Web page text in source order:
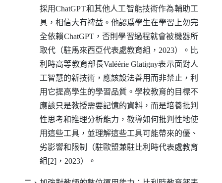
採用ChatGPT和其他人工智能技術作為輔助工
具，相信大有裨益。他認爲學生在學習上勿完
全依賴ChatGPT，否則學習過程就會被機器所
取代（駐馬來西亞代表處教育組，2023）。比
利時高等教育部長Valéérie Glatigny表示面對人
工智慧的新技術，應該設法善用而非禁止，利
用它提高學生的學習品質。學校教育的目標不
應該只是教授需要記憶的資料，而是培養批判
性思考和推理分析能力，教導如何批判性地使
用這些工具，並理解這些工具可能帶來的優、
劣影響和限制（駐歐盟兼駐比利時代表處教育
組[2]，2023）。